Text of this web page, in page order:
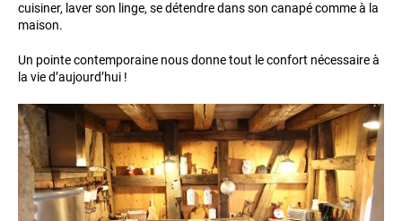
cuisiner, laver son linge, se détendre dans son canapé comme à la
maison.
Un pointe contemporaine nous donne tout le confort nécessaire à
la vie d’aujourd’hui !